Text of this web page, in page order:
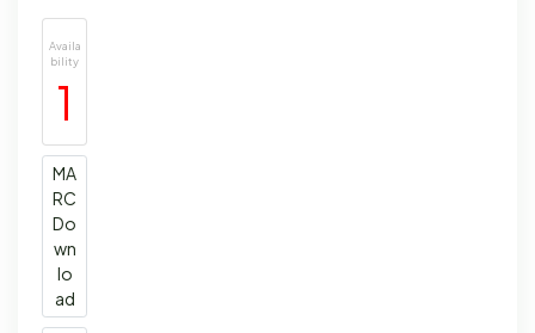
Availa
bility
1
MA
RC
Do
wn
lo
ad